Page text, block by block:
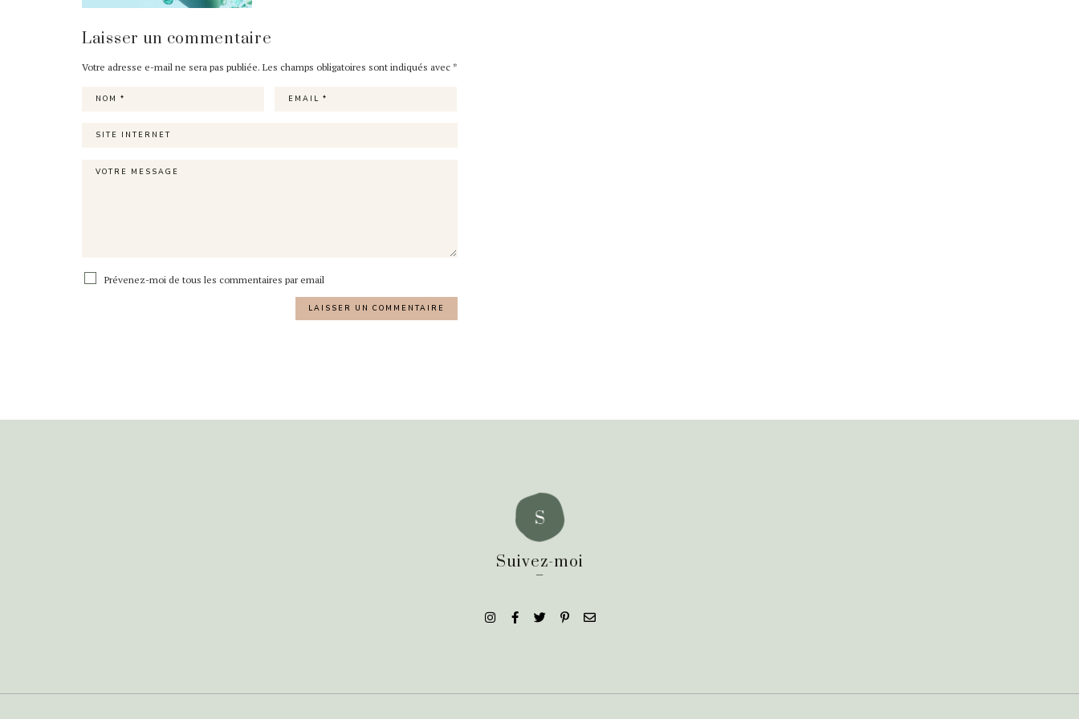
Laisser un commentaire
Votre adresse e-mail ne sera pas publiée. Les champs obligatoires sont indiqués avec *
Prévenez-moi de tous les commentaires par email
Suivez-moi
_